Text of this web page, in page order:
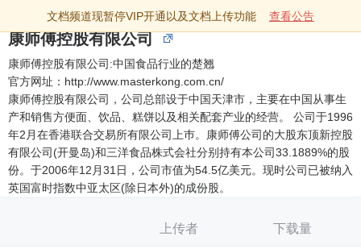
文档频道现暂停VIP开通以及文档上传功能 查看公告
康师傅控股有限公司
康师傅控股有限公司:中国食品行业的楚翘
官方网址：http://www.masterkong.com.cn/
康师傅控股有限公司，公司总部设于中国天津市，主要在中国从事生
产和销售方便面、饮品、糕饼以及相关配套产业的经营。 公司于1996
年2月在香港联合交易所有限公司上巿。康师傅公司的大股东顶新控股
有限公司(开曼岛)和三洋食品株式会社分别持有本公司33.1889%的股
份。于2006年12月31日，公司市值为54.5亿美元。现时公司已被纳入
英国富时指数中亚太区(除日本外)的成份股。
上传者 下载量